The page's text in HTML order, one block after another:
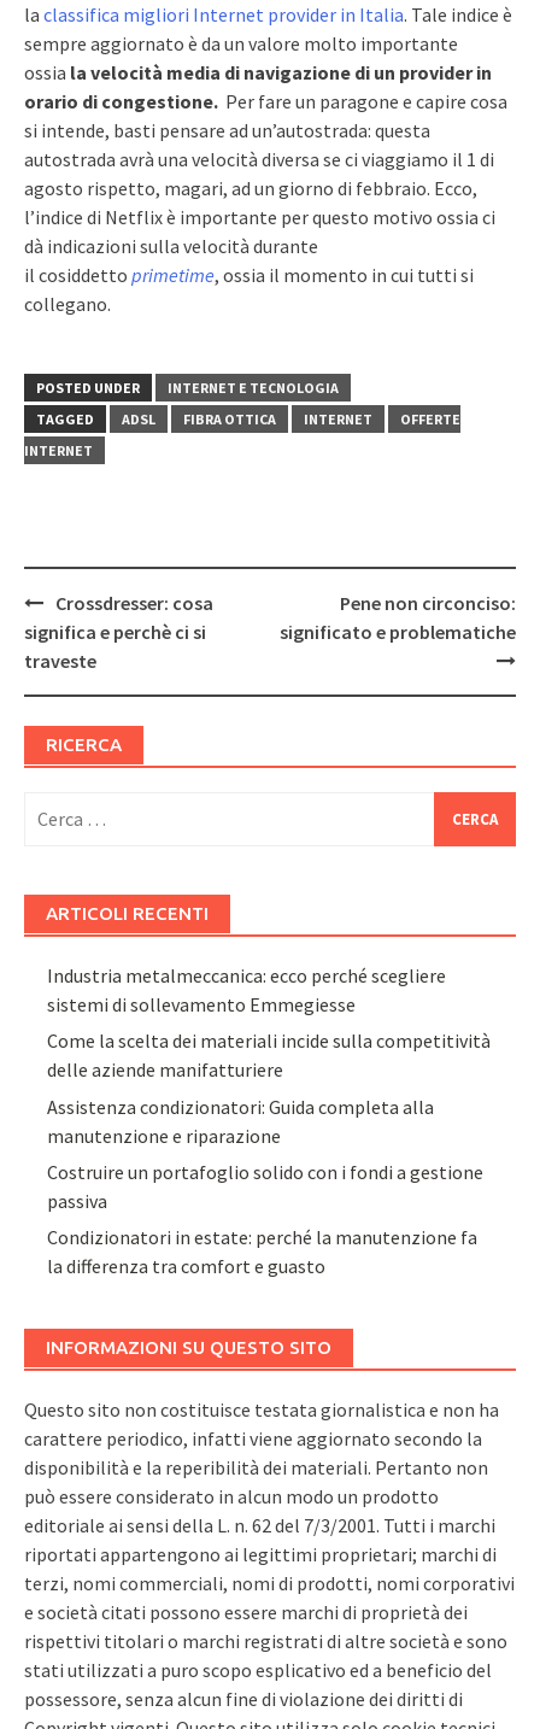
la classifica migliori Internet provider in Italia. Tale indice è
sempre aggiornato è da un valore molto importante
ossia la velocità media di navigazione di un provider in
orario di congestione. Per fare un paragone e capire cosa
si intende, basti pensare ad un’autostrada: questa
autostrada avrà una velocità diversa se ci viaggiamo il 1 di
agosto rispetto, magari, ad un giorno di febbraio. Ecco,
l’indice di Netflix è importante per questo motivo ossia ci
dà indicazioni sulla velocità durante
il cosiddetto primetime, ossia il momento in cui tutti si
collegano.
POSTED UNDER
INTERNET E TECNOLOGIA
TAGGED
ADSL FIBRA OTTICA INTERNET
OFFERTE
INTERNET
Post
navigation
Crossdresser: cosa
significa e perchè ci si
traveste
Pene non circonciso:
significato e problematiche
RICERCA
per:
ARTICOLI RECENTI
Industria metalmeccanica: ecco perché scegliere
sistemi di sollevamento Emmegiesse
Come la scelta dei materiali incide sulla competitività
delle aziende manifatturiere
Assistenza condizionatori: Guida completa alla
manutenzione e riparazione
Costruire un portafoglio solido con i fondi a gestione
passiva
Condizionatori in estate: perché la manutenzione fa
la differenza tra comfort e guasto
INFORMAZIONI SU QUESTO SITO
Questo sito non costituisce testata giornalistica e non ha
carattere periodico, infatti viene aggiornato secondo la
disponibilità e la reperibilità dei materiali. Pertanto non
può essere considerato in alcun modo un prodotto
editoriale ai sensi della L. n. 62 del 7/3/2001. Tutti i marchi
riportati appartengono ai legittimi proprietari; marchi di
terzi, nomi commerciali, nomi di prodotti, nomi corporativi
e società citati possono essere marchi di proprietà dei
rispettivi titolari o marchi registrati di altre società e sono
stati utilizzati a puro scopo esplicativo ed a beneficio del
possessore, senza alcun fine di violazione dei diritti di